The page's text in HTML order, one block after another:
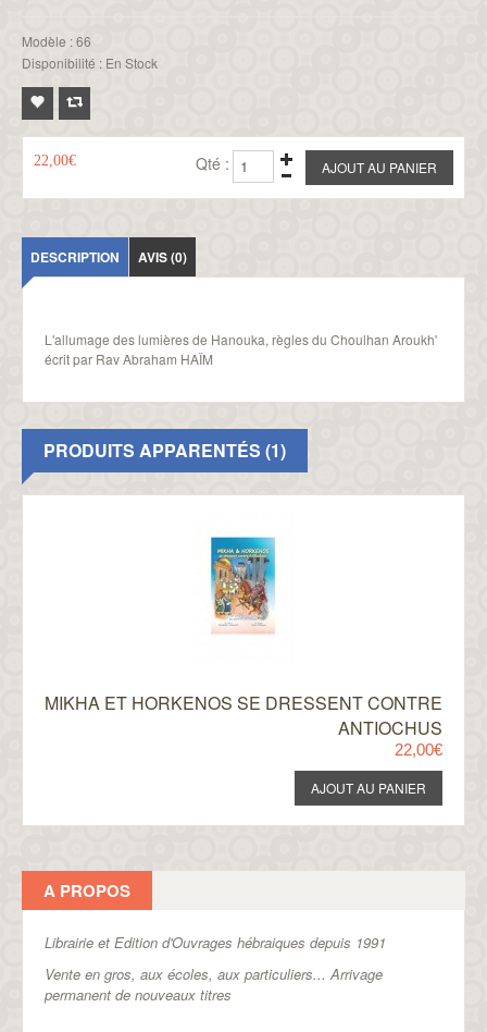
Modèle :66
Disponibilité : En Stock
22,00€ Qté :
DESCRIPTION AVIS (0)
L'allumage des lumières de Hanouka, règles du Choulhan Aroukh'
écrit par Rav Abraham HAÏM
PRODUITS APPARENTÉS (1)
MIKHA ET HORKENOS SE DRESSENT CONTRE
ANTIOCHUS
22,00€
A PROPOS
Librairie et Edition d'Ouvrages hébraiques depuis 1991
Vente en gros, aux écoles, aux particuliers...Arrivage
permanent de nouveaux titres